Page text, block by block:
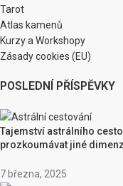
Tarot
Atlas kamenů
Kurzy a Workshopy
Zásady cookies (EU)
POSLEDNÍ PŘÍSPĚVKY
Tajemství astrálního
prozkoumávat jiné
7 března, 2025